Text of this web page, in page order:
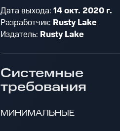
Дата выхода: 14 окт. 2020 г.
Разработчик: Rusty Lake
Издатель: Rusty Lake
Системные
требования
МИНИМАЛЬНЫЕ